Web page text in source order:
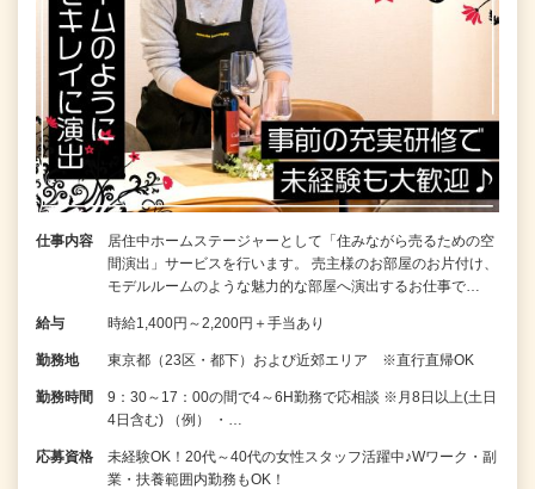
仕事内容
居住中ホームステージャーとして「住みながら売るための空
間演出」サービスを行います。 売主様のお部屋のお片付け、
モデルルームのような魅力的な部屋へ演出するお仕事で…
給与 時給1,400円～2,200円＋手当あり
勤務地 東京都（23区・都下）および近郊エリア ※直行直帰OK
勤務時間
9：30～17：00の間で4～6H勤務で応相談 ※月8日以上(土日
4日含む) （例） ・…
応募資格
未経験OK！20代～40代の女性スタッフ活躍中♪Wワーク・副
業・扶養範囲内勤務もOK！